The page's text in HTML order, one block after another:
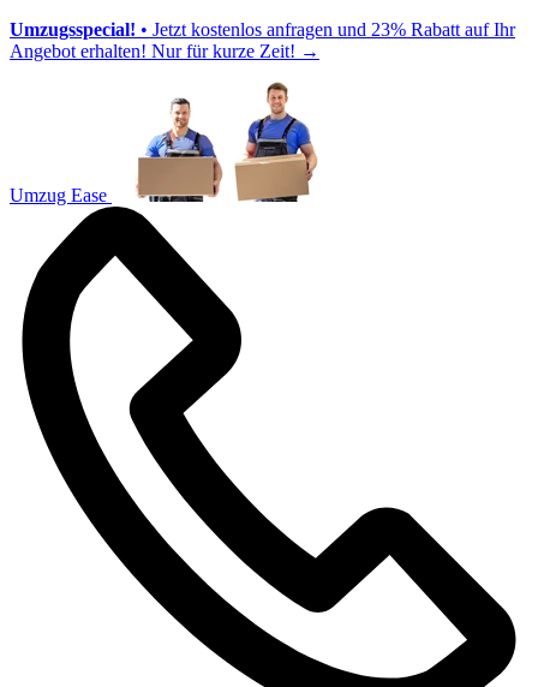
Umzugsspecial! • Jetzt kostenlos anfragen und 23% Rabatt auf Ihr
Angebot erhalten! Nur für kurze Zeit! →
Umzug Ease